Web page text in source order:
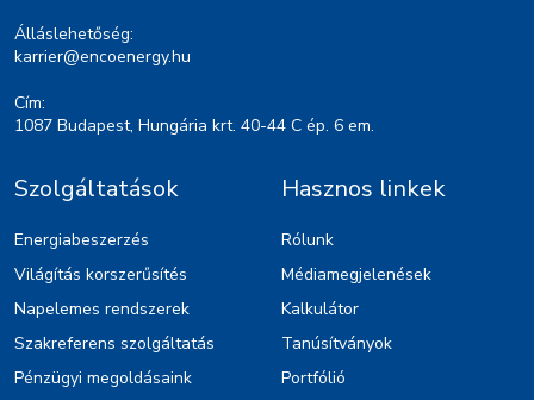
Álláslehetőség:
karrier@encoenergy.hu
Cím:
1087 Budapest, Hungária krt. 40-44 C ép. 6 em.
Szolgáltatások
Energiabeszerzés
Világítás korszerűsítés
Napelemes rendszerek
Szakreferens szolgáltatás
Pénzügyi megoldásaink
Hasznos linkek
Rólunk
Médiamegjelenések
Kalkulátor
Tanúsítványok
Portfólió